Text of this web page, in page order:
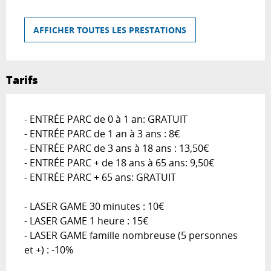
AFFICHER TOUTES LES PRESTATIONS
Tarifs
- ENTRÉE PARC de 0 à 1 an: GRATUIT
- ENTRÉE PARC de 1 an à 3 ans : 8€
- ENTRÉE PARC de 3 ans à 18 ans : 13,50€
- ENTRÉE PARC + de 18 ans à 65 ans: 9,50€
- ENTRÉE PARC + 65 ans: GRATUIT
- LASER GAME 30 minutes : 10€
- LASER GAME 1 heure : 15€
- LASER GAME famille nombreuse (5 personnes
et +) : -10%